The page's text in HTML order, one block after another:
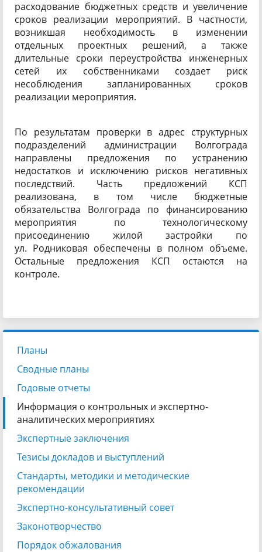
расходование бюджетных средств и увеличение
сроков реализации мероприятий. В частности,
возникшая необходимость в изменении
отдельных проектных решений, а также
длительные сроки переустройства инженерных
сетей их собственниками создает риск
несоблюдения запланированных сроков
реализации мероприятия.
По результатам проверки в адрес структурных
подразделений администрации Волгограда
направлены предложения по устранению
недостатков и исключению рисков негативных
последствий. Часть предложений КСП
реализована, в том числе бюджетные
обязательства Волгограда по финансированию
мероприятия по технологическому
присоединению жилой застройки по
ул. Родниковая обеспечены в полном объеме.
Остальные предложения КСП остаются на
контроле.
Планы
Сводные планы
Годовые отчеты
Информация о контрольных и экспертно-
аналитических мероприятиях
Экспертные заключения
Тезисы докладов и выступлений
Стандарты, методики и методические
рекомендации
Экспертно-консультативный совет
Законотворчество
Порядок обжалования